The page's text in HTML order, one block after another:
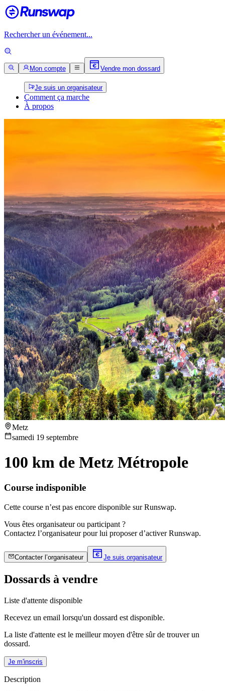
Rechercher un événement...
Mon compte Vendre mon dossard
Je suis un organisateur
Comment ça marche
À propos
Metz
samedi 19 septembre
100 km de Metz Métropole
Course indisponible
Cette course n’est pas encore disponible sur Runswap.
Vous êtes organisateur ou participant ?
Contactez l’organisateur pour lui proposer d’activer Runswap.
Contacter l’organisateur Je suis organisateur
Dossards à vendre
Liste d'attente disponible
Recevez un email lorsqu'un dossard est disponible.
La liste d'attente est le meilleur moyen d'être sûr de trouver un
dossard.
Je m'inscris
Description